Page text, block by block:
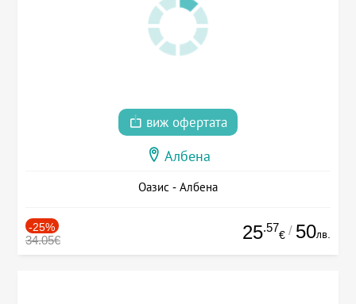
виж офертата
Албена
Оазис - Албена
-25%
34.05€ 25.57
€ / 50лв.